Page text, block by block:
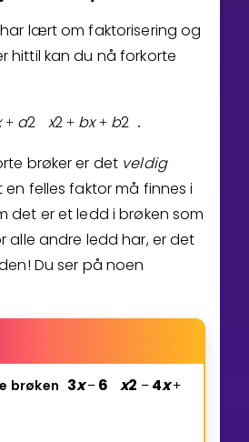
lært om faktorisering og
hittil kan du nå forkorte
+ a2 x2 + bx + b2 .
brøker er det veldig
en felles faktor må finnes i
det er et ledd i brøken som
alle andre ledd har, er det
Du ser på noen
brøken 3x− 6 x2 − 4x+